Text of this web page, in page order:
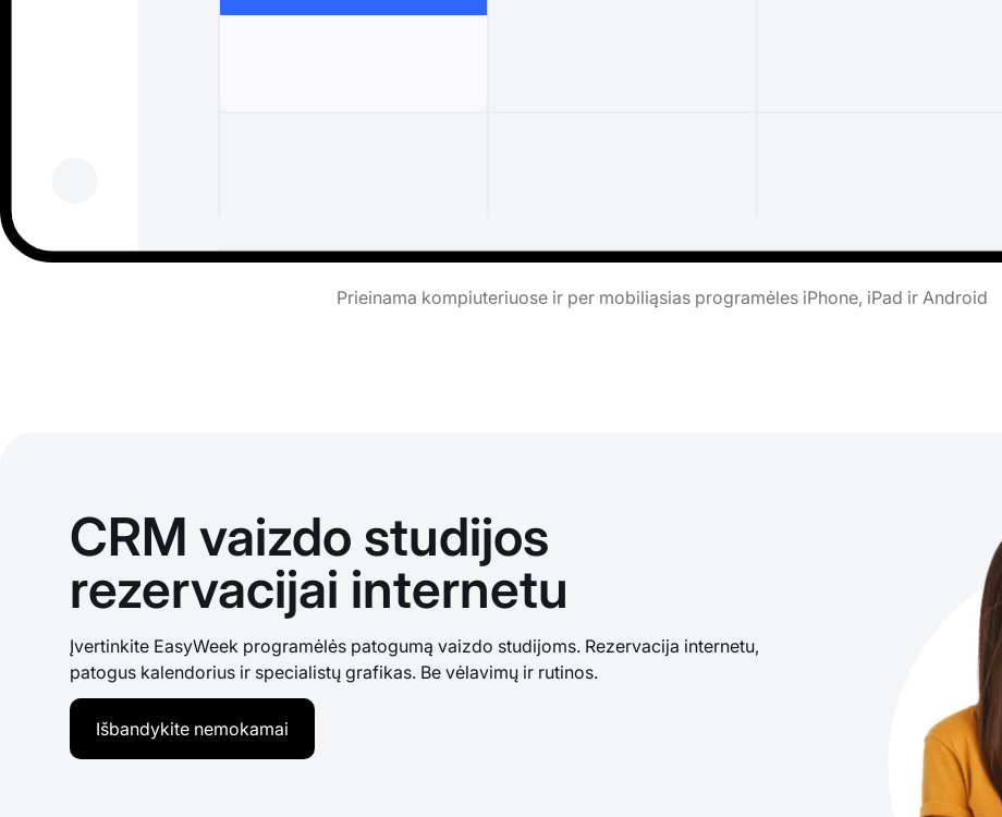
Prieinama kompiuteriuose ir per mobiliąsias programėles iPhone, iPad ir Android
CRM vaizdo studijos
rezervacijai internetu
Įvertinkite EasyWeek programėlės patogumą vaizdo studijoms. Rezervacija internetu,
patogus kalendorius ir specialistų grafikas. Be vėlavimų ir rutinos.
Išbandykite nemokamai